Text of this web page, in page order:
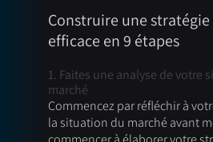
Construire une
efficace en 9 étapes
1. Faites une analyse de votre
marché
Commencez par réfléchir à
la situation du marché avant